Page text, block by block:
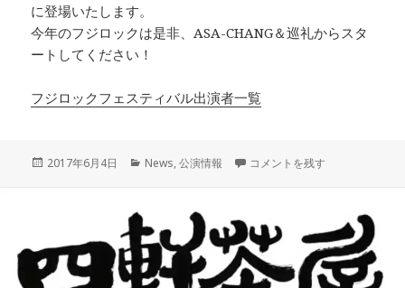
に登場いたします。
今年のフジロックは是非、ASA-CHANG＆巡礼からスタ
ートしてください！
フジロックフェスティバル出演者一覧
投
2017年6月4日
カ
ー
News,公演情報 7月28日（金） フジロックフ
コメントを残す